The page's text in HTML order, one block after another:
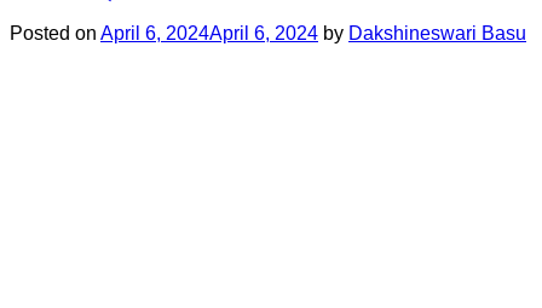
Posted on April 6, 2024April 6, 2024 by Dakshineswari Basu